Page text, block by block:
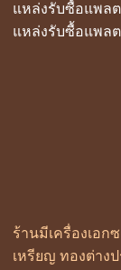
แหล่งรับซื้อแพล
แหล่งรับซื้อแพล
ร้านมีเครื่องเอก
เหรียญ ทองต่าง